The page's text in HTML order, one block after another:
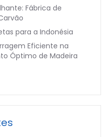
Fábrica de
para a Indonésia
Eficiente na
Óptimo de Madeira